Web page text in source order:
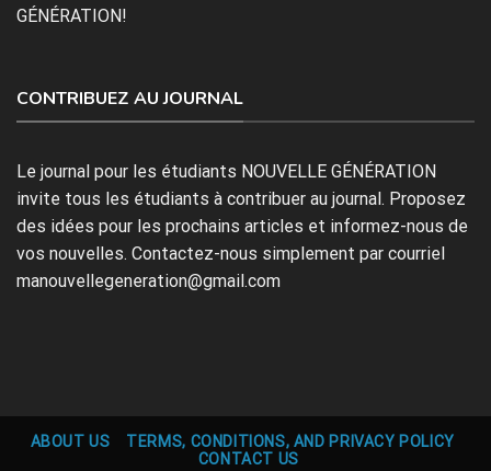
GÉNÉRATION!
CONTRIBUEZ AU JOURNAL
Le journal pour les étudiants NOUVELLE GÉNÉRATION
invite tous les étudiants à contribuer au journal. Proposez
des idées pour les prochains articles et informez-nous de
vos nouvelles. Contactez-nous simplement par courriel
manouvellegeneration@gmail.com
ABOUT US
TERMS, CONDITIONS, AND PRIVACY POLICY
CONTACT US